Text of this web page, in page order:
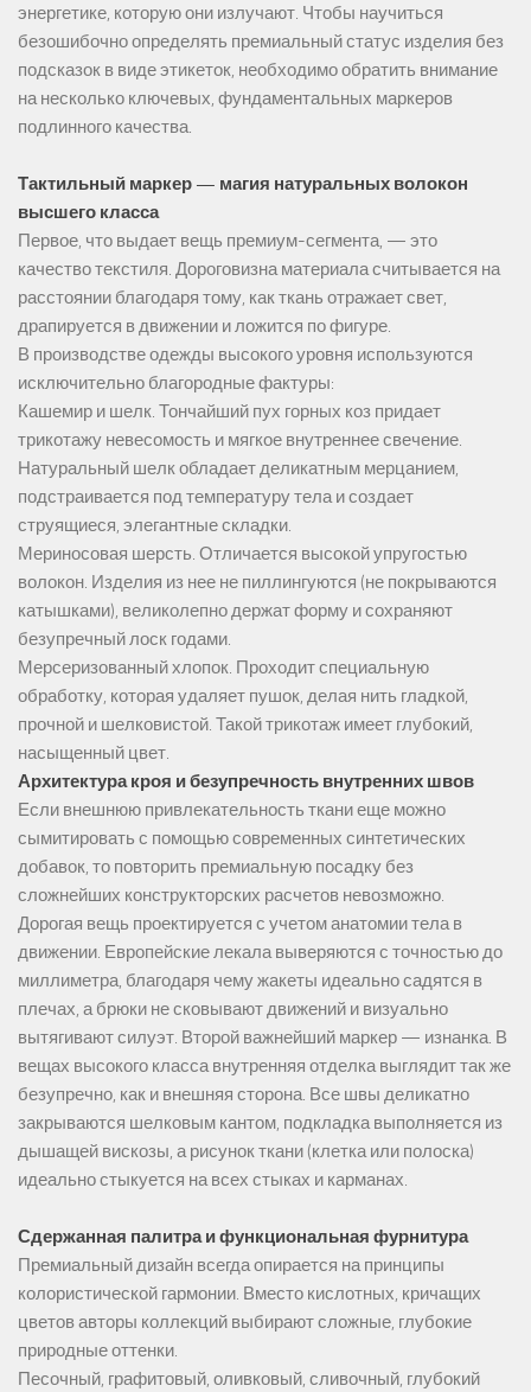
энергетике, которую они излучают. Чтобы научиться
безошибочно определять премиальный статус изделия без
подсказок в виде этикеток, необходимо обратить внимание
на несколько ключевых, фундаментальных маркеров
подлинного качества.
Тактильный маркер — магия натуральных волокон
высшего класса
Первое, что выдает вещь премиум-сегмента, — это
качество текстиля. Дороговизна материала считывается на
расстоянии благодаря тому, как ткань отражает свет,
драпируется в движении и ложится по фигуре.
В производстве одежды высокого уровня используются
исключительно благородные фактуры:
Кашемир и шелк. Тончайший пух горных коз придает
трикотажу невесомость и мягкое внутреннее свечение.
Натуральный шелк обладает деликатным мерцанием,
подстраивается под температуру тела и создает
струящиеся, элегантные складки.
Мериносовая шерсть. Отличается высокой упругостью
волокон. Изделия из нее не пиллингуются (не покрываются
катышками), великолепно держат форму и сохраняют
безупречный лоск годами.
Мерсеризованный хлопок. Проходит специальную
обработку, которая удаляет пушок, делая нить гладкой,
прочной и шелковистой. Такой трикотаж имеет глубокий,
насыщенный цвет.
Архитектура кроя и безупречность внутренних швов
Если внешнюю привлекательность ткани еще можно
сымитировать с помощью современных синтетических
добавок, то повторить премиальную посадку без
сложнейших конструкторских расчетов невозможно.
Дорогая вещь проектируется с учетом анатомии тела в
движении. Европейские лекала выверяются с точностью до
миллиметра, благодаря чему жакеты идеально садятся в
плечах, а брюки не сковывают движений и визуально
вытягивают силуэт. Второй важнейший маркер — изнанка. В
вещах высокого класса внутренняя отделка выглядит так же
безупречно, как и внешняя сторона. Все швы деликатно
закрываются шелковым кантом, подкладка выполняется из
дышащей вискозы, а рисунок ткани (клетка или полоска)
идеально стыкуется на всех стыках и карманах.
Сдержанная палитра и функциональная фурнитура
Премиальный дизайн всегда опирается на принципы
колористической гармонии. Вместо кислотных, кричащих
цветов авторы коллекций выбирают сложные, глубокие
природные оттенки.
Песочный, графитовый, оливковый, сливочный, глубокий